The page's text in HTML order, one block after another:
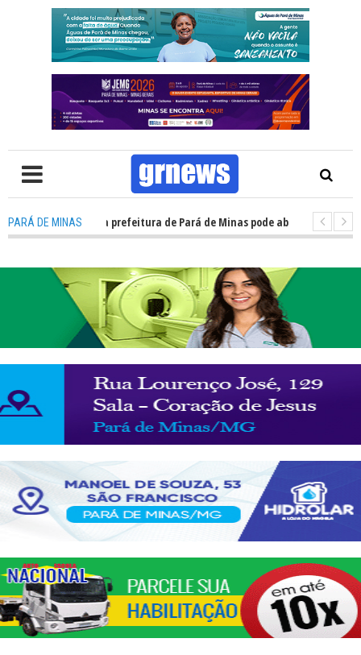
PARÁ DE MINAS
TV: Concurso da prefeitura de Pará de Minas pode abrir cerca de 1.500